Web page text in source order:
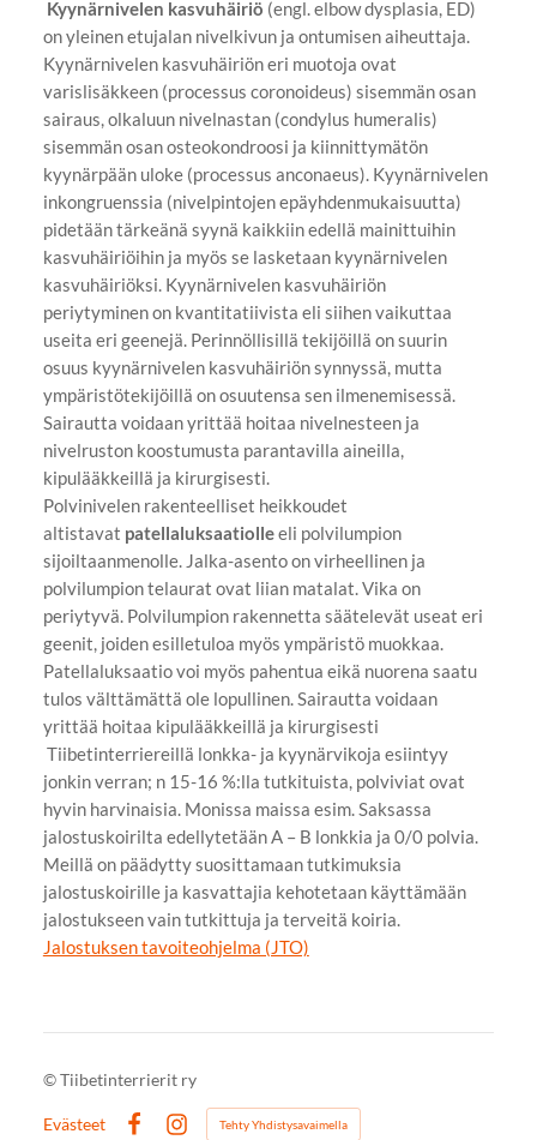
Jalostuksen tavoiteohjelma (JTO)
Kyynärnivelen kasvuhäiriö (engl. elbow dysplasia, ED)
on yleinen etujalan nivelkivun ja ontumisen aiheuttaja.
Kyynärnivelen kasvuhäiriön eri muotoja ovat
varislisäkkeen (processus coronoideus) sisemmän osan
sairaus, olkaluun nivelnastan (condylus humeralis)
sisemmän osan osteokondroosi ja kiinnittymätön
kyynärpään uloke (processus anconaeus). Kyynärnivelen
inkongruenssia (nivelpintojen epäyhdenmukaisuutta)
pidetään tärkeänä syynä kaikkiin edellä mainittuihin
kasvuhäiriöihin ja myös se lasketaan kyynärnivelen
kasvuhäiriöksi. Kyynärnivelen kasvuhäiriön
periytyminen on kvantitatiivista eli siihen vaikuttaa
useita eri geenejä. Perinnöllisillä tekijöillä on suurin
osuus kyynärnivelen kasvuhäiriön synnyssä, mutta
ympäristötekijöillä on osuutensa sen ilmenemisessä.
Sairautta voidaan yrittää hoitaa nivelnesteen ja
nivelruston koostumusta parantavilla aineilla,
kipulääkkeillä ja kirurgisesti.
Polvinivelen rakenteelliset heikkoudet
altistavat patellaluksaatiolleeli polvilumpion
sijoiltaanmenolle. Jalka-asento on virheellinen ja
polvilumpion telaurat ovat liian matalat. Vika on
periytyvä. Polvilumpion rakennetta säätelevät useat eri
geenit, joiden esilletuloa myös ympäristö muokkaa.
Patellaluksaatio voi myös pahentua eikä nuorena saatu
tulos välttämättä ole lopullinen. Sairautta voidaan
yrittää hoitaa kipulääkkeillä ja kirurgisesti
​Tiibetinterriereillä lonkka- ja kyynärvikoja esiintyy
jonkin verran; n 15-16 %:lla tutkituista, polviviat ovat
hyvin harvinaisia. Monissa maissa esim. Saksassa
jalostuskoirilta edellytetään A – B lonkkia ja 0/0 polvia.
Meillä on päädytty suosittamaan tutkimuksia
jalostuskoirille ja kasvattajia kehotetaan käyttämään
jalostukseen vain tutkittuja ja terveitä koiria.
©Tiibetinterrierit ry
Evästeet
Tehty Yhdistysavaimella